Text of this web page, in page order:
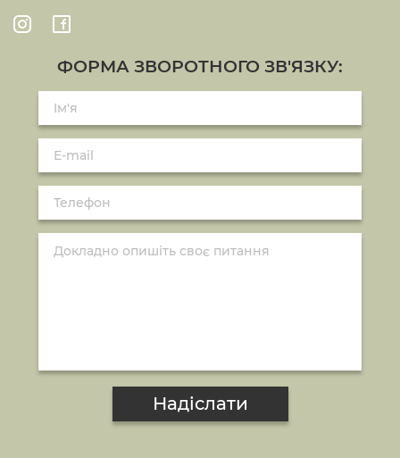
ФОРМА ЗВОРОТНОГО ЗВ'ЯЗКУ:
Надіслати